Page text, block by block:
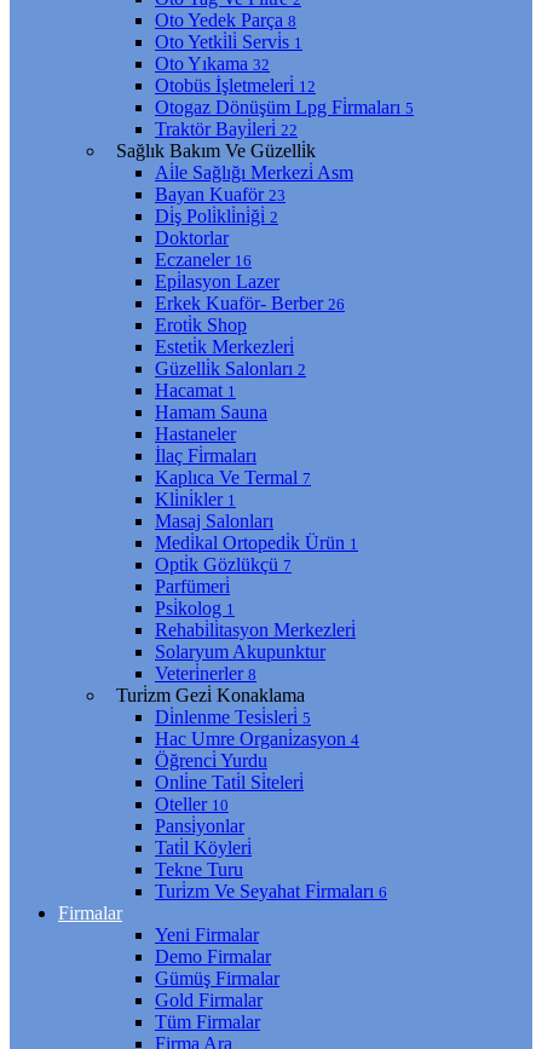
Oto Yedek Parça 8
Oto Yetki̇li̇ Servi̇s 1
Oto Yıkama 32
Otobüs İşletmeleri̇ 12
Otogaz Dönüşüm Lpg Fi̇rmaları 5
Traktör Bayi̇leri̇ 22
Sağlık Bakım Ve Güzelli̇k
Ai̇le Sağlığı Merkezi̇ Asm
Bayan Kuaför 23
Di̇ş Poli̇kli̇ni̇ği̇ 2
Doktorlar
Eczaneler 16
Epi̇lasyon Lazer
Erkek Kuaför- Berber 26
Eroti̇k Shop
Esteti̇k Merkezleri̇
Güzelli̇k Salonları 2
Hacamat 1
Hamam Sauna
Hastaneler
İlaç Fi̇rmaları
Kaplıca Ve Termal 7
Kli̇ni̇kler 1
Masaj Salonları
Medi̇kal Ortopedi̇k Ürün 1
Opti̇k Gözlükçü 7
Parfümeri̇
Psi̇kolog 1
Rehabi̇li̇tasyon Merkezleri̇
Solaryum Akupunktur
Veteri̇nerler 8
Turi̇zm Gezi̇ Konaklama
Di̇nlenme Tesi̇sleri̇ 5
Hac Umre Organi̇zasyon 4
Öğrenci̇ Yurdu
Onli̇ne Tati̇l Si̇teleri̇
Oteller 10
Pansi̇yonlar
Tati̇l Köyleri̇
Tekne Turu
Turi̇zm Ve Seyahat Fi̇rmaları 6
Firmalar
Yeni Firmalar
Demo Firmalar
Gümüş Firmalar
Gold Firmalar
Tüm Firmalar
Firma Ara